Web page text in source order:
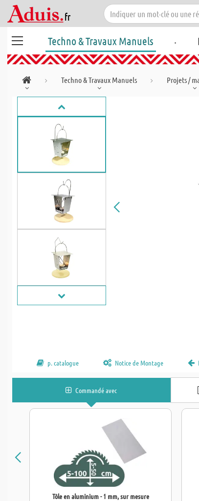
Techno & Travaux Manuels .
Techno & Travaux Manuels Projets /
p. catalogue Notice de Montage
Commandé avec
Tôle en aluminium - 1 mm, sur mesure